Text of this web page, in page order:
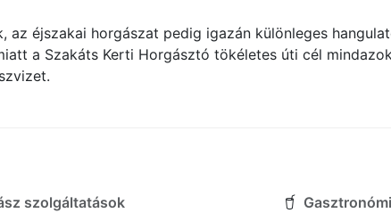
éjszakai horgászat pedig igazán különleges
a Szakáts Kerti Horgásztó tökéletes úti cél
szolgáltatások